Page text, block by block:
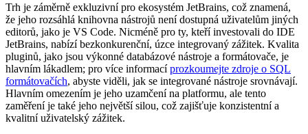
Trh je záměrně exkluzivní pro ekosystém JetBrains, což znamená,
že jeho rozsáhlá knihovna nástrojů není dostupná uživatelům jiných
editorů, jako je VS Code. Nicméně pro ty, kteří investovali do IDE
JetBrains, nabízí bezkonkurenční, úzce integrovaný zážitek. Kvalita
pluginů, jako jsou výkonné databázové nástroje a formátovače, je
hlavním lákadlem; pro více informacíprozkoumejte zdroje o SQL
formátovačích, abyste viděli, jak se integrované nástroje srovnávají.
Hlavním omezením je jeho uzamčení na platformu, ale tento
zaměření je také jeho největší silou, což zajišťuje konzistentní a
kvalitní uživatelský zážitek.